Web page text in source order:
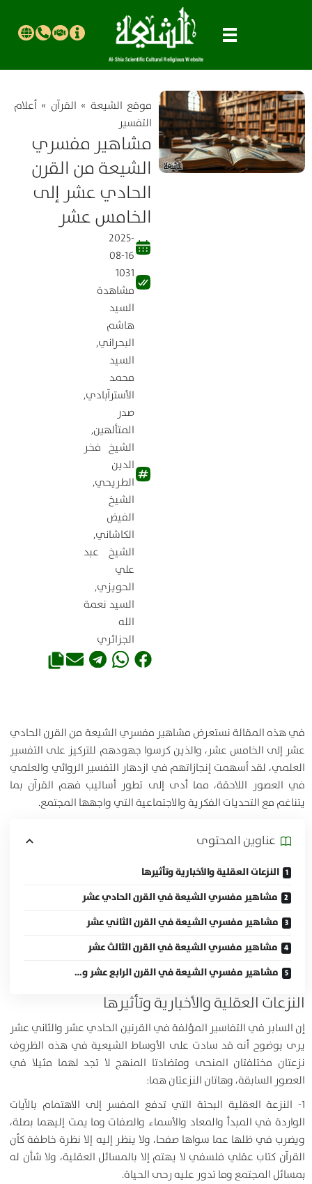
موقع الشیعة » القرآن » أعلام
التفسير
مشاهير مفسري
الشيعة من القرن
الحادي عشر إلى
الخامس عشر
2025-
08-16
1031
مشاهدة
السيد
هاشم
البحراني,
السيد
محمد
الأسترآبادي,
صدر
المتألهين,
الشيخ فخر
الدين
الطريحي,
الشيخ
الفيض
الكاشاني,
الشيخ عبد
علي
الحويزي,
السيد نعمة
الله
الجزائري
في هذه المقالة نستعرض مشاهير مفسري الشيعة من القرن الحادي
عشر إلى الخامس عشر، والذين كرسوا جهودهم للتركيز على التفسير
العلمي، لقد أسهمت إنجازاتهم في ازدهار التفسير الروائي والعلمي
في العصور اللاحقة، مما أدى إلى تطور أساليب فهم القرآن بما
يتناغم مع التحديات الفكرية والاجتماعية التي واجهها المجتمع.
عناوين المحتوی
النزعات العقلية والأخبارية وتأثيرها
مشاهير مفسري الشيعة في القرن الحادي عشر
مشاهير مفسري الشيعة في القرن الثاني عشر
مشاهير مفسري الشيعة في القرن الثالث عشر
مشاهير مفسري الشيعة في القرن الرابع عشر و…
النزعات العقلية والأخبارية وتأثيرها
إن السابر في التفاسير المؤلفة في القرنين الحادي عشر والثاني عشر
يرى بوضوح أنه قد سادت على الأوساط الشيعية في هذه الظروف
نزعتان مختلفتان المنحى ومتضادتا المنهج لا تجد لهما مثيلا في
العصور السابقة، وهاتان النزعتان هما:
1- النزعة العقلية البحتة التي تدفع المفسر إلى الاهتمام بالآيات
الواردة في المبدأ والمعاد والأسماء والصفات وما يمت إليهما بصلة،
ويضرب في ظلها عما سواها صفحا، ولا ينظر إليه إلا نظرة خاطفة كأن
القرآن كتاب عقلي فلسفي لا يهتم إلا بالمسائل العقلية، ولا شأن له
بمسائل المجتمع وما تدور عليه رحى الحياة.